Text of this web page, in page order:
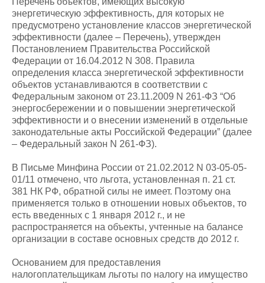
энергетическую эффективность, для которых не
предусмотрено установление классов энергетической
эффективности (далее – Перечень), утвержден
Постановлением Правительства Российской
Федерации от 16.04.2012 N 308. Правила
определения класса энергетической эффективности
объектов устанавливаются в соответствии с
Федеральным законом от 23.11.2009 N 261-ФЗ “Об
энергосбережении и о повышении энергетической
эффективности и о внесении изменений в отдельные
законодательные акты Российской Федерации” (далее
– Федеральный закон N 261-ФЗ).
В Письме Минфина России от 21.02.2012 N 03-05-05-
01/11 отмечено, что льгота, установленная п. 21 ст.
381 НК РФ, обратной силы не имеет. Поэтому она
применяется только в отношении новых объектов, то
есть введенных с 1 января 2012 г., и не
распространяется на объекты, учтенные на балансе
организации в составе основных средств до 2012 г.
Основанием для предоставления
налогоплательщикам льготы по налогу на имущество